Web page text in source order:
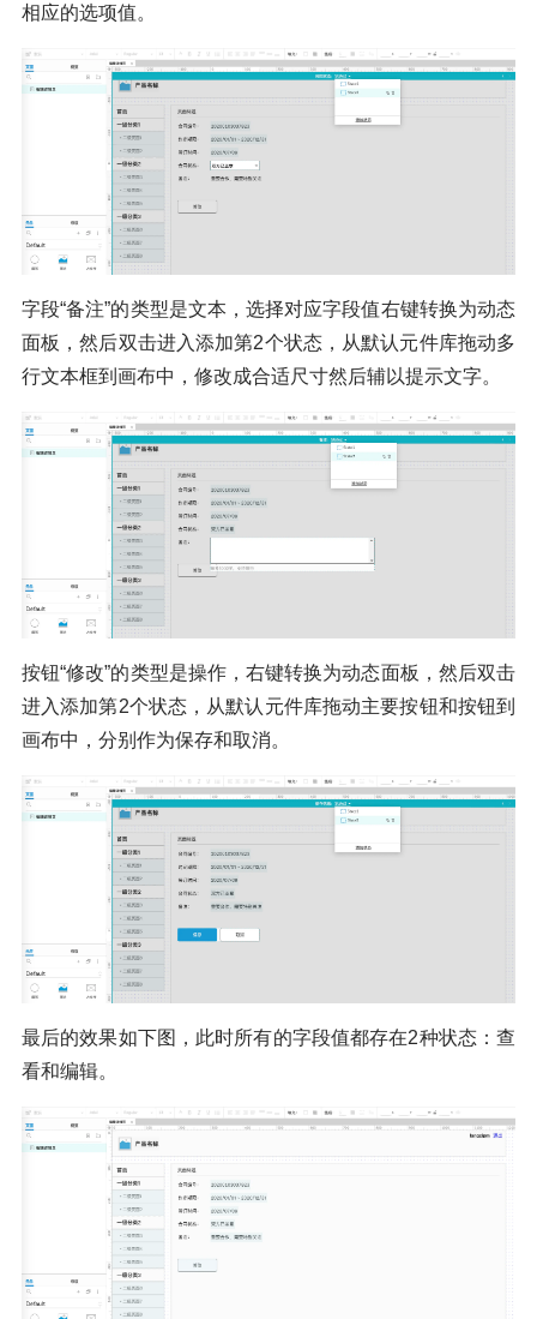
相应的选项值。
字段“备注”的类型是文本，选择对应字段值右键转换为动态
面板，然后双击进入添加第2个状态，从默认元件库拖动多
行文本框到画布中，修改成合适尺寸然后辅以提示文字。
按钮“修改”的类型是操作，右键转换为动态面板，然后双击
进入添加第2个状态，从默认元件库拖动主要按钮和按钮到
画布中，分别作为保存和取消。
最后的效果如下图，此时所有的字段值都存在2种状态：查
看和编辑。